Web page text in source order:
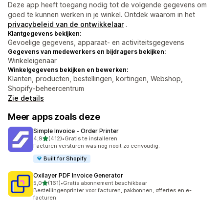
Deze app heeft toegang nodig tot de volgende gegevens om
goed te kunnen werken in je winkel. Ontdek waarom in het
privacybeleid van de ontwikkelaar .
Klantgegevens bekijken:
Gevoelige gegevens, apparaat- en activiteitsgegevens
Gegevens van medewerkers en bijdragers bekijken:
Winkeleigenaar
Winkelgegevens bekijken en bewerken:
Klanten, producten, bestellingen, kortingen, Webshop,
Shopify-beheercentrum
Zie details
Meer apps zoals deze
Simple Invoice ‑ Order Printer
4,9van 5 sterren
(412)
412 recensies in totaal
•Gratis te installeren
Facturen versturen was nog nooit zo eenvoudig.
Built for Shopify
Oxilayer PDF Invoice Generator
5,0van 5 sterren
(161)
161 recensies in totaal
•Gratis abonnement beschikbaar
Bestellingenprinter voor facturen, pakbonnen, offertes en e-
facturen